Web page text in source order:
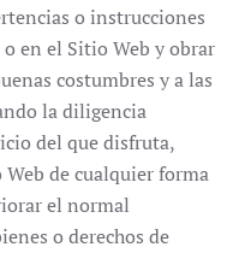
o instrucciones
en el Sitio Web y obrar
costumbres y a las
la diligencia
del que disfruta,
de cualquier forma
el normal
o derechos de